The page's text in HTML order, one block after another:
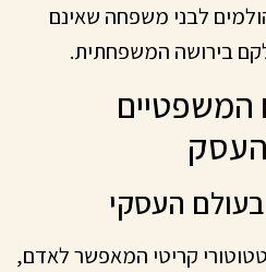
לבני משפחה שאינם
בירושה המשפחתית.
המשפטיים
העסק
קריטי המאפשר לאדם,